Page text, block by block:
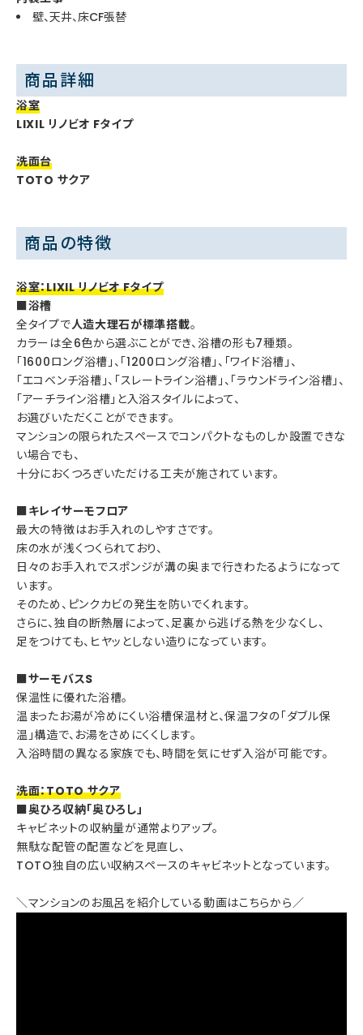
壁、天井、床CF張替
商品詳細
浴室
LIXIL リノビオ Fタイプ
洗面台
TOTO サクア
商品の特徴
浴室：LIXIL リノビオ Fタイプ
■浴槽
全タイプで人造大理石が標準搭載。
カラーは全6色から選ぶことができ、浴槽の形も7種類。
「1600ロング浴槽」、「1200ロング浴槽」、「ワイド浴槽」、
「エコベンチ浴槽」、「スレートライン浴槽」、「ラウンドライン浴槽」、
「アーチライン浴槽」と入浴スタイルによって、
お選びいただくことができます。
マンションの限られたスペースでコンパクトなものしか設置できな
い場合でも、
十分におくつろぎいただける工夫が施されています。
■キレイサーモフロア
最大の特徴はお手入れのしやすさです。
床の水が浅くつくられており、
日々のお手入れでスポンジが溝の奥まで行きわたるようになって
います。
そのため、ピンクカビの発生を防いでくれます。
さらに、独自の断熱層によって、足裏から逃げる熱を少なくし、
足をつけても、ヒヤッとしない造りになっています。
■サーモバスS
保温性に優れた浴槽。
温まったお湯が冷めにくい浴槽保温材と、保温フタの「ダブル保
温」構造で、お湯をさめにくくします。
入浴時間の異なる家族でも、時間を気にせず入浴が可能です。
洗面：TOTO サクア
■奥ひろ収納「奥ひろし」
キャビネットの収納量が通常よりアップ。
無駄な配管の配置などを見直し、
TOTO独自の広い収納スペースのキャビネットとなっています。
＼マンションのお風呂を紹介している動画はこちらから／